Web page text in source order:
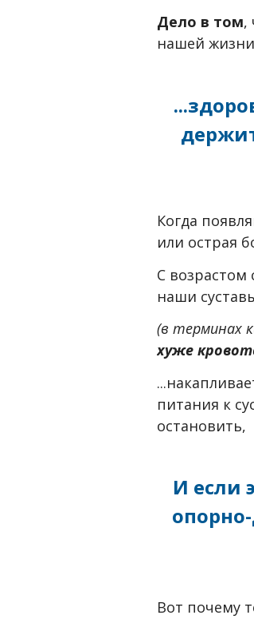
Дело в том,
нашей
Когда
или острая
С возрастом
наши
(в терминах
хуже
питания к
остановить,
И если
Вот почему